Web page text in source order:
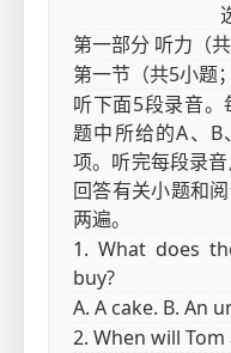
第一部分 听力（
第一节（共5小题
听下面5段录音
题中所给的A、
项。听完每段录
回答有关小题和
两遍。
1. What does
buy?
A. A cake. B. An
2. When will